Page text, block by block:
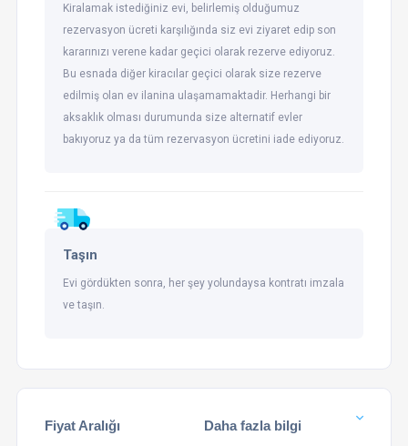
Kiralamak istediğiniz evi, belirlemiş olduğumuz
rezervasyon ücreti karşılığında siz evi ziyaret edip son
kararınızı verene kadar geçici olarak rezerve ediyoruz.
Bu esnada diğer kiracılar geçici olarak size rezerve
edilmiş olan ev ilanina ulaşamamaktadir. Herhangi bir
aksaklık olması durumunda size alternatif evler
bakıyoruz ya da tüm rezervasyon ücretini iade ediyoruz.
Taşın
Evi gördükten sonra, her şey yolundaysa kontratı imzala
ve taşın.
Fiyat Aralığı Daha fazla bilgi